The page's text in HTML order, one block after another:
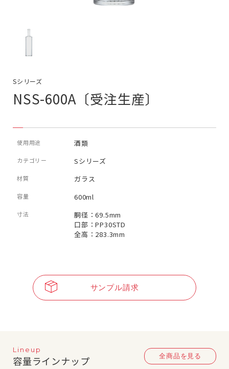
Sシリーズ
NSS-600A〔受注生産〕
使用用途 酒類
カテゴリー Sシリーズ
材質 ガラス
容量 600ml
寸法
胴径：69.5mm
口部：PP30STD
全高：283.3mm
サンプル請求
Lineup
容量ラインナップ 全商品を見る